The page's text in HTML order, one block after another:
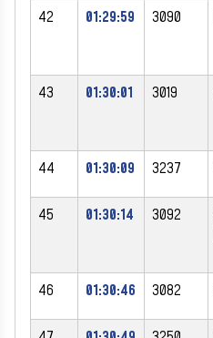
42 01:29:59 3090
43 01:30:01 3019
44 01:30:09 3237
45 01:30:14 3092
46 01:30:46 3082